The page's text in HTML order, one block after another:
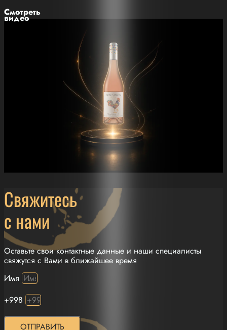
Смотреть
видео
Свяжитесь
с нами
Оставьте свои контактные данные и наши специалисты
свяжутся с Вами в ближайшее время
Имя
+998
ОТПРАВИТЬ